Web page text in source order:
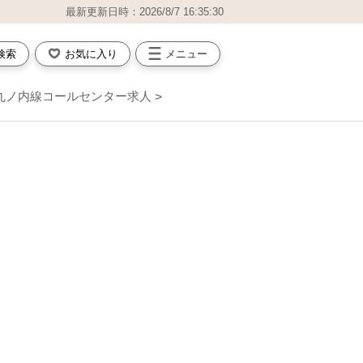
最新更新日時：2026/8/7 16:35:30
索 お気に入り メニュー
ノ内線コールセンター求人